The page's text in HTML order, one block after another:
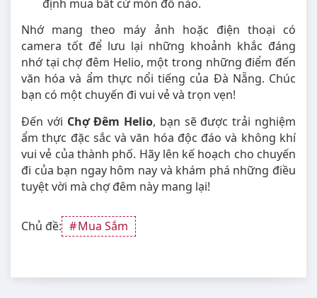
định mua bất cứ món đồ nào.
Nhớ mang theo máy ảnh hoặc điện thoại có
camera tốt để lưu lại những khoảnh khắc đáng
nhớ tại chợ đêm Helio, một trong những điểm đến
văn hóa và ẩm thực nổi tiếng của Đà Nẵng. Chúc
bạn có một chuyến đi vui vẻ và trọn vẹn!
Đến với Chợ Đêm Helio, bạn sẽ được trải nghiệm
ẩm thực đặc sắc và văn hóa độc đáo và không khí
vui vẻ của thành phố. Hãy lên kế hoạch cho chuyến
đi của bạn ngay hôm nay và khám phá những điều
tuyệt vời mà chợ đêm này mang lại!
Chủ đề: Mua Sắm